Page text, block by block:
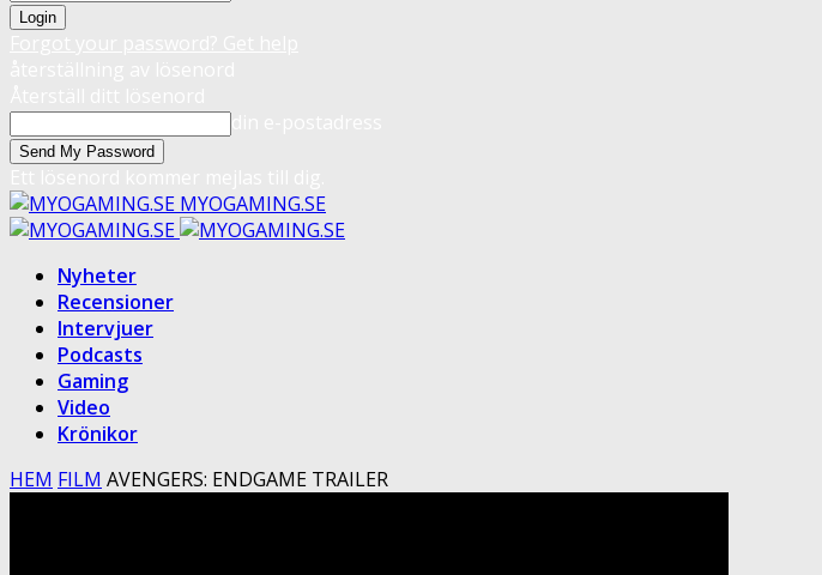
MYOGAMING.SE
Nyheter
Recensioner
Intervjuer
Podcasts
Gaming
Video
Krönikor
HEM FILM AVENGERS: ENDGAME TRAILER